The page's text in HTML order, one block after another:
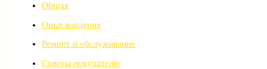
Общая
Опыт владения
Ремонт и обслуживание
Советы покупателю